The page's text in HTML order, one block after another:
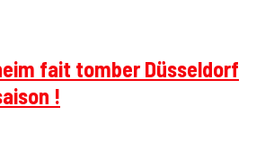
fait tomber Düsseldorf
!